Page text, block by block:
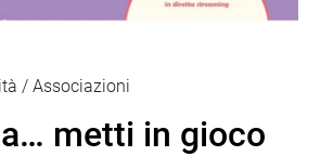
Associazioni
metti in gioco